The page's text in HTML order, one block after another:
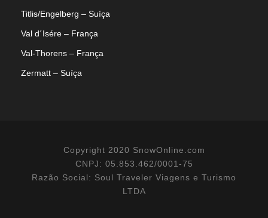
Descubra o que é après-ski, quais são as melhores
estações de esqui para aproveitar essa experiência e
como tornar sua viagem de neve ainda mais
Titlis/Engelberg – Suíça
Val d´Isére – França
Val-Thorens – França
Zermatt – Suíça
Copyright 2020 SnowOnline.com
CNPJ: 05.853.462/0001-75
Razão Social: Soul Traveler Viagens e Turismo
LTDA